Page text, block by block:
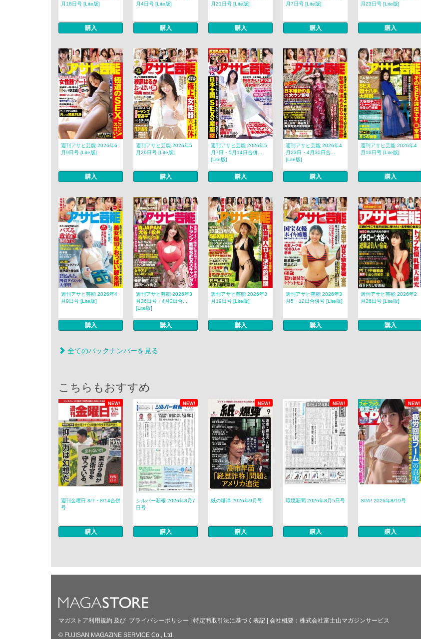
月18日号 [Lite版]
購入
月4日号 [Lite版]
購入
月21日号 [Lite版]
購入
月7日号 [Lite版]
購入
月23日号 [Lite版]
購入
週刊アサヒ芸能 2026年6
月9日号 [Lite版]
購入
週刊アサヒ芸能 2026年5
月26日号 [Lite版]
購入
週刊アサヒ芸能 2026年5
月7日・5月14日合併...
[Lite版]
購入
週刊アサヒ芸能 2026年4
月23日・4月30日合...
[Lite版]
購入
週刊アサヒ芸能 2026年4
月16日号 [Lite版]
購入
週刊アサヒ芸能 2026年4
月9日号 [Lite版]
購入
週刊アサヒ芸能 2026年3
月26日号・4月2日合...
[Lite版]
購入
週刊アサヒ芸能 2026年3
月19日号 [Lite版]
購入
週刊アサヒ芸能 2026年3
月5・12日合併号 [Lite版]
購入
週刊アサヒ芸能 2026年2
月26日号 [Lite版]
購入
全てのバックナンバーを見る
こちらもおすすめ
NEW! NEW! NEW! NEW! NEW!
週刊金曜日 8/7・8/14合併
号
購入
シルバー新報 2026年8月7
日号
購入
紙の爆弾 2026年9月号
購入
環境新聞 2026年8月5日号
購入
SPA! 2026年8/19号
購入
マガストア利用規約 及び プライバシーポリシー 特定商取引法に基づく表記 会社概要： 株式会社富士山マガジンサービス
© FUJISAN MAGAZINE SERVICE Co., Ltd.